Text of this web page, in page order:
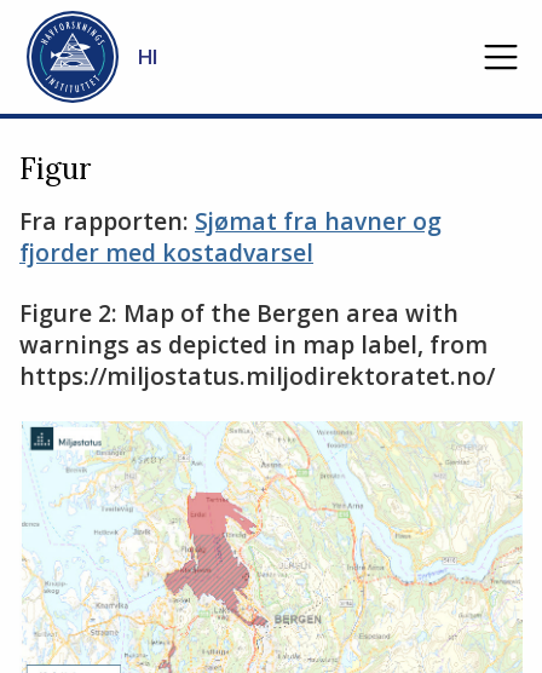
Gå til hovedinnhold
HI
Figur
Fra rapporten: Sjømat fra havner og
fjorder med kostadvarsel
Figure 2: Map of the Bergen area with
warnings as depicted in map label, from
https://miljostatus.miljodirektoratet.no/